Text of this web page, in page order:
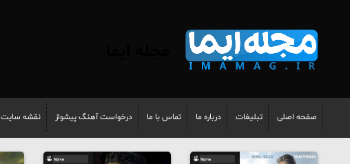
صفحه اصلی تبلیغات درباره ما تماس با ما درخواست آهنگ پیشواز نقشه سایت